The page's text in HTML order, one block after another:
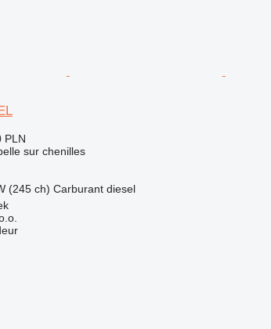
PLN
sur chenilles
(245 ch) Carburant diesel